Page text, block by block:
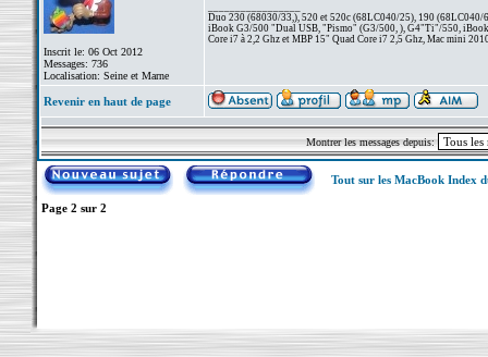
Inscrit le: 06 Oct 2012
Messages: 736
Localisation: Seine et Marne
Duo 230 (68030/33,), 520 et 520c (68LC040/25), 190 (68LC040/
iBook G3/500 "Dual USB, "Pismo" (G3/500, ), G4"Ti"/550,
Core i7 à 2,2 Ghz et MBP 15" Quad Core i7 2,5 Ghz, Mac mini
Revenir en haut de page
Montrer les messages depuis:
Tout sur les MacBook Index
Page 2 sur 2